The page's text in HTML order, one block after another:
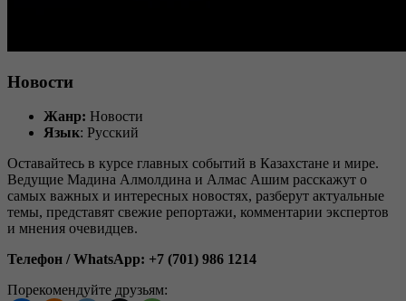
Новости
Жанр: Новости
Язык: Русский
Оставайтесь в курсе главных событий в Казахстане и мире.
Ведущие Мадина Алмолдина и Алмас Ашим расскажут о
самых важных и интересных новостях, разберут актуальные
темы, представят свежие репортажи, комментарии экспертов
и мнения очевидцев.
Телефон / WhatsApp: +7 (701) 986 1214
Порекомендуйте друзьям: